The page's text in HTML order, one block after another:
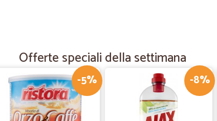
lt. Prezzo ottimo, qualità del
Alessandra M.
consegna puntualissima
Offerte speciali della settimana
-5% -8%